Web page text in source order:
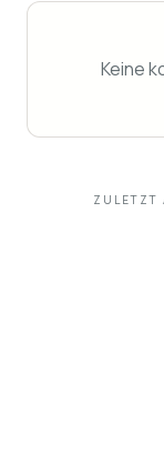
Keine
ZULETZT